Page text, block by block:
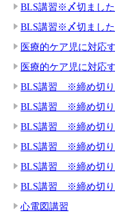
BLS講習※〆切ました
BLS講習※〆切ました
医療的ケア児に対応
医療的ケア児に対応
BLS講習 ※締め切り
BLS講習 ※締め切り
BLS講習 ※締め切り
BLS講習 ※締め切り
BLS講習 ※締め切り
BLS講習 ※締め切り
心電図講習